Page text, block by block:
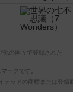
の国々で登録された
ークです。
ッドの商標または登録商